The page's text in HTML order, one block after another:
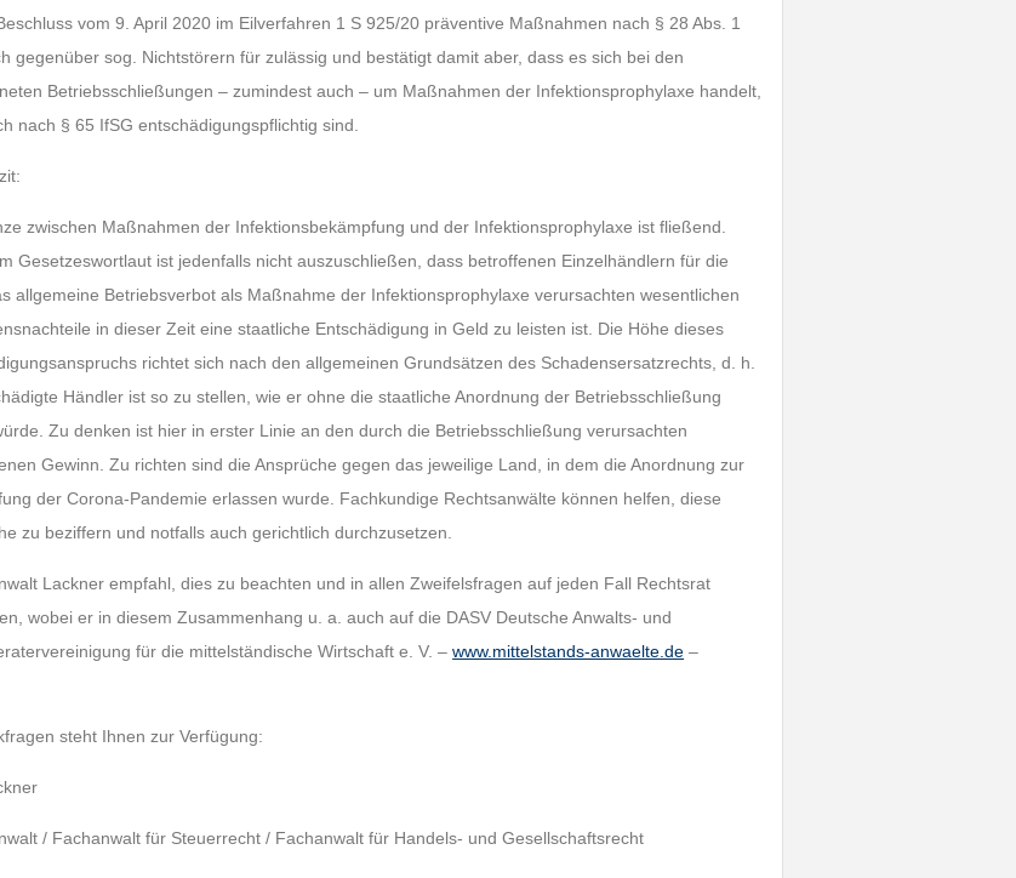
vom 9. April 2020 im Eilverfahren 1 S 925/20 präventive Maßnahmen nach § 28 Abs. 1
gegenüber sog. Nichtstörern für zulässig und bestätigt damit aber, dass es sich bei den
Betriebsschließungen – zumindest auch – um Maßnahmen der Infektionsprophylaxe handelt,
nach § 65 IfSG entschädigungspflichtig sind.
zwischen Maßnahmen der Infektionsbekämpfung und der Infektionsprophylaxe ist fließend.
Gesetzeswortlaut ist jedenfalls nicht auszuschließen, dass betroffenen Einzelhändlern für die
allgemeine Betriebsverbot als Maßnahme der Infektionsprophylaxe verursachten wesentlichen
in dieser Zeit eine staatliche Entschädigung in Geld zu leisten ist. Die Höhe dieses
richtet sich nach den allgemeinen Grundsätzen des Schadensersatzrechts, d. h.
Händler ist so zu stellen, wie er ohne die staatliche Anordnung der Betriebsschließung
Zu denken ist hier in erster Linie an den durch die Betriebsschließung verursachten
Gewinn. Zu richten sind die Ansprüche gegen das jeweilige Land, in dem die Anordnung zur
der Corona-Pandemie erlassen wurde. Fachkundige Rechtsanwälte können helfen, diese
zu beziffern und notfalls auch gerichtlich durchzusetzen.
Lackner empfahl, dies zu beachten und in allen Zweifelsfragen auf jeden Fall Rechtsrat
wobei er in diesem Zusammenhang u. a. auch auf die DASV Deutsche Anwalts- und
für die mittelständische Wirtschaft e. V. –www.mittelstands-anwaelte.de –
steht Ihnen zur Verfügung:
/ Fachanwalt für Steuerrecht / Fachanwalt für Handels- und Gesellschaftsrecht